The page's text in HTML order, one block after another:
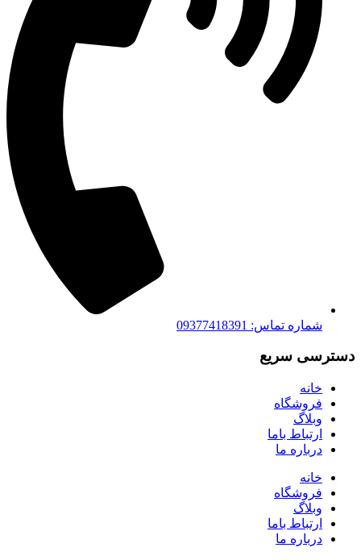
شماره تماس: 09377418391
دسترسی سریع
خانه
فروشگاه
وبلاگ
ارتباط باما
درباره ما
خانه
فروشگاه
وبلاگ
ارتباط باما
درباره ما